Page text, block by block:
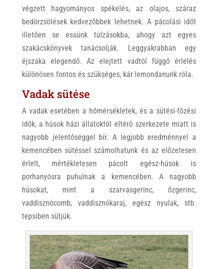
végzett hagyományos spékelés, az olajos, száraz
bedörzsölések kedvezőbbek lehetnek. A pácolási időt
illetően se essünk túlzásokba, ahogy azt egyes
szakácskönyvek tanácsolják. Leggyakrabban egy
éjszaka elegendő. Az elejtett vadtól függő érlelés
különösen fontos és szükséges, kár lemondanunk róla.
Vadak sütése
A vadak esetében a hőmérsékletek, és a sütési-főzési
idők, a húsok házi állatoktól eltérő szerkezete miatt is
nagyobb jelentőséggel bír. A legjobb eredménnyel a
kemencében sütéssel számolhatunk és az előzetesen
érlelt, mértékletesen pácolt egész-húsok is
porhanyósra puhulnak a kemencében. A nagyobb
húsokat, mint a szarvasgerinc, őzgerinc,
vaddisznócomb, vaddisznókaraj, egész nyulak, stb.
tepsiben sütjük.